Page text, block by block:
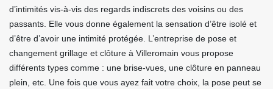
d’intimités vis-à-vis des regards indiscrets des voisins ou des
passants. Elle vous donne également la sensation d’être isolé et
d’être d’avoir une intimité protégée. L’entreprise de pose et
changement grillage et clôture à Villeromain vous propose
différents types comme : une brise-vues, une clôture en panneau
plein, etc. Une fois que vous ayez fait votre choix, la pose peut se